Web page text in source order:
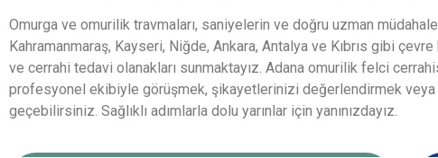
Omurga ve omurilik travmaları, saniyelerin ve doğru uzman
Kahramanmaraş, Kayseri, Niğde, Ankara, Antalya ve Kıbrıs gibi
ve cerrahi tedavi olanakları sunmaktayız. Adana omurilik felci
profesyonel ekibiyle görüşmek, şikayetlerinizi değerlendirmek
geçebilirsiniz. Sağlıklı adımlarla dolu yarınlar için yanınızdayız.